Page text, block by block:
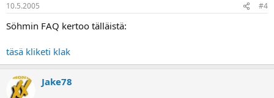
10.5.2005 #4
Söhmin FAQ kertoo tälläistä:
täsä kliketi klak
Jake78